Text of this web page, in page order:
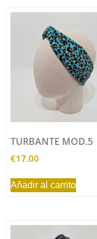
TURBANTE MOD.5
€17.00
Añadir al carrito